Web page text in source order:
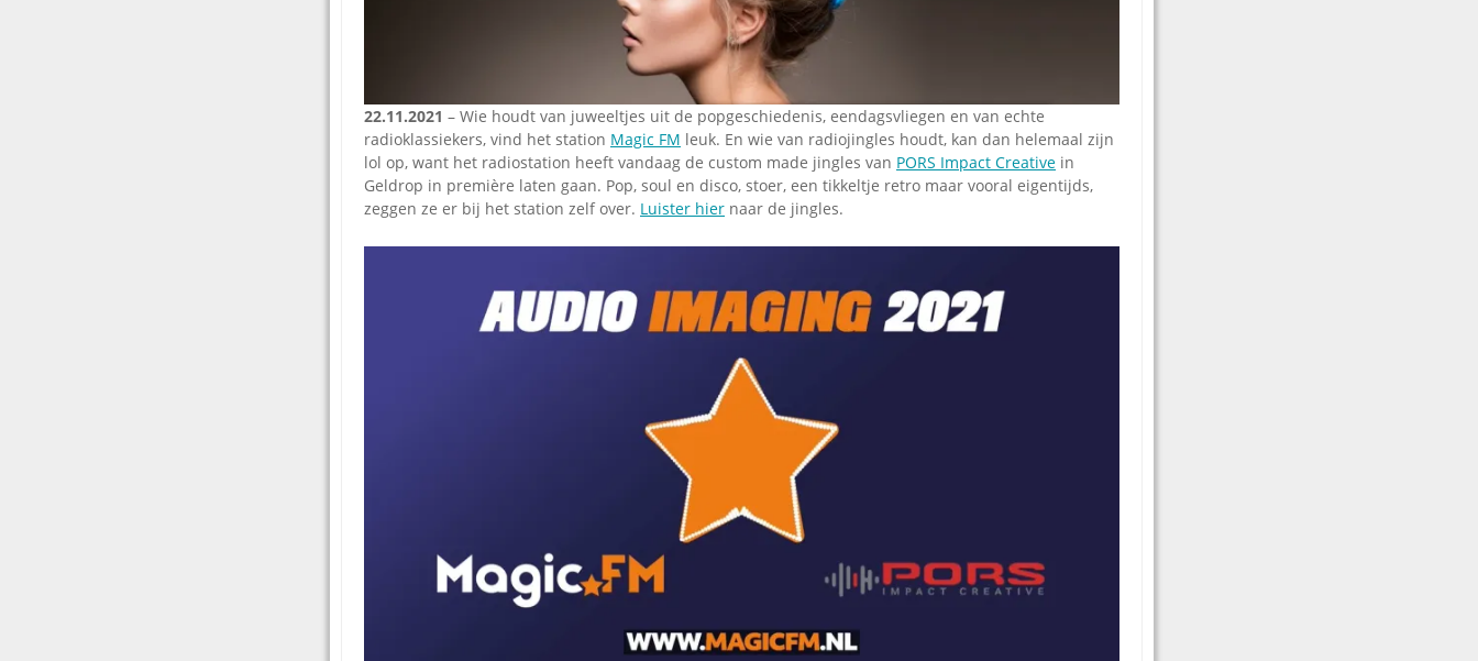
Omroepbanden
Stoomfluit Klaas
Vaak
Uitvinding
jinglecassette
22.11.2021 – Wie houdt van juweeltjes uit de popgeschiedenis, eendagsvliegen en van echte
radioklassiekers, vind het station Magic FM leuk. En wie van radiojingles houdt, kan dan helemaal zijn
lol op, want het radiostation heeft vandaag de custom made jingles van PORS Impact Creative in
Geldrop in première laten gaan. Pop, soul en disco, stoer, een tikkeltje retro maar vooral eigentijds,
zeggen ze er bij het station zelf over. Luister hier naar de jingles.